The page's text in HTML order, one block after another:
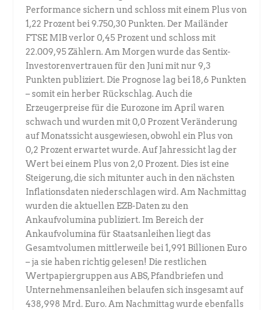
Performance sichern und schloss mit einem Plus von
1,22 Prozent bei 9.750,30 Punkten. Der Mailänder
FTSE MIB verlor 0,45 Prozent und schloss mit
22.009,95 Zählern. Am Morgen wurde das Sentix-
Investorenvertrauen für den Juni mit nur 9,3
Punkten publiziert. Die Prognose lag bei 18,6 Punkten
– somit ein herber Rückschlag. Auch die
Erzeugerpreise für die Eurozone im April waren
schwach und wurden mit 0,0 Prozent Veränderung
auf Monatssicht ausgewiesen, obwohl ein Plus von
0,2 Prozent erwartet wurde. Auf Jahressicht lag der
Wert bei einem Plus von 2,0 Prozent. Dies ist eine
Steigerung, die sich mitunter auch in den nächsten
Inflationsdaten niederschlagen wird. Am Nachmittag
wurden die aktuellen EZB-Daten zu den
Ankaufvolumina publiziert. Im Bereich der
Ankaufvolumina für Staatsanleihen liegt das
Gesamtvolumen mittlerweile bei 1,991 Billionen Euro
– ja sie haben richtig gelesen! Die restlichen
Wertpapiergruppen aus ABS, Pfandbriefen und
Unternehmensanleihen belaufen sich insgesamt auf
438,998 Mrd. Euro. Am Nachmittag wurde ebenfalls